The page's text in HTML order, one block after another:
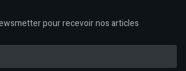
pour recevoir nos articles